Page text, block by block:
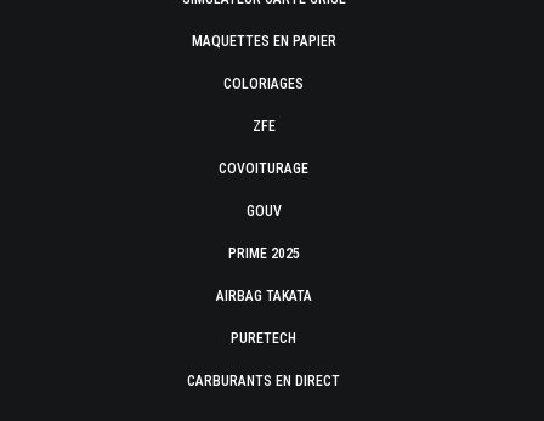
MAQUETTES EN PAPIER
COLORIAGES
ZFE
COVOITURAGE
GOUV
PRIME 2025
AIRBAG TAKATA
PURETECH
CARBURANTS EN DIRECT